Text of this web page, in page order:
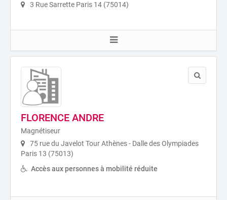
3 Rue Sarrette Paris 14 (75014)
FLORENCE ANDRE
Magnétiseur
75 rue du Javelot Tour Athènes - Dalle des Olympiades
Paris 13 (75013)
Accès aux personnes à mobilité réduite